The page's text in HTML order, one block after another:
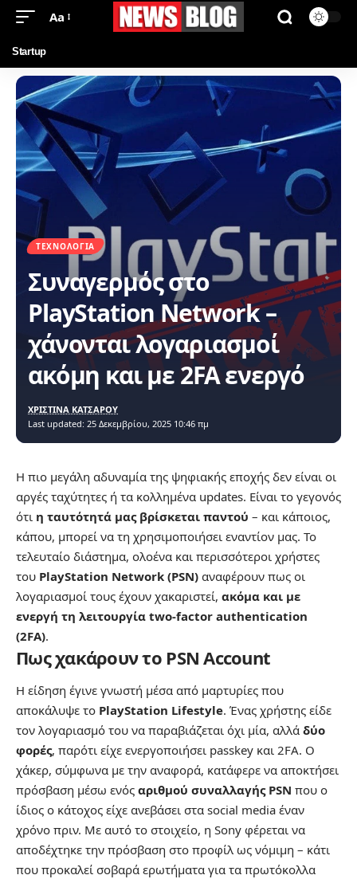
Aa
Startup
ΤΕΧΝΟΛΟΓΊΑ
Συναγερμός στο
PlayStation Network –
χάνονται λογαριασμοί
ακόμη και με 2FA ενεργό
Last updated: 25 Δεκεμβρίου, 2025 10:46 πμ
ΧΡΙΣΤΙΝΑ ΚΑΤΣΑΡΟΥ
Η πιο μεγάλη αδυναμία της ψηφιακής εποχής δεν είναι οι
αργές ταχύτητες ή τα κολλημένα updates. Είναι το γεγονός
ότι η ταυτότητά μας βρίσκεται παντού – και κάποιος,
κάπου, μπορεί να τη χρησιμοποιήσει εναντίον μας. Το
τελευταίο διάστημα, ολοένα και περισσότεροι χρήστες
του PlayStation Network (PSN) αναφέρουν πως οι
λογαριασμοί τους έχουν χακαριστεί, ακόμα και με
ενεργή τη λειτουργία two-factor authentication
(2FA).
Πως χακάρουν το PSN Account
Η είδηση έγινε γνωστή μέσα από μαρτυρίες που
αποκάλυψε το PlayStation Lifestyle. Ένας χρήστης είδε
τον λογαριασμό του να παραβιάζεται όχι μία, αλλά δύο
φορές, παρότι είχε ενεργοποιήσει passkey και 2FA. Ο
χάκερ, σύμφωνα με την αναφορά, κατάφερε να αποκτήσει
πρόσβαση μέσω ενός αριθμού συναλλαγής PSN που ο
ίδιος ο κάτοχος είχε ανεβάσει στα social media έναν
χρόνο πριν. Με αυτό το στοιχείο, η Sony φέρεται να
αποδέχτηκε την πρόσβαση στο προφίλ ως νόμιμη – κάτι
που προκαλεί σοβαρά ερωτήματα για τα πρωτόκολλα